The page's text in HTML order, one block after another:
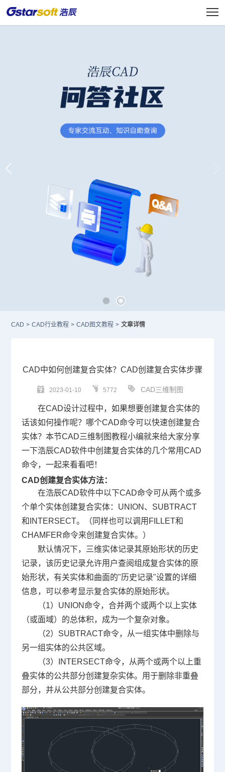
CAD > CAD行业教程 > CAD图文教程 > 文章详情
CAD中如何创建复合实体？CAD创建复合实体步骤
2023-01-10 5772 CAD三维制图
在CAD设计过程中，如果想要创建复合实体的
话该如何操作呢？哪个CAD命令可以快速创建复合
实体？本节CAD三维制图教程小编就来给大家分享
一下浩辰CAD软件中创建复合实体的几个常用CAD
命令，一起来看看吧！
CAD创建复合实体方法：
在浩辰CAD软件中以下CAD命令可从两个或多
个单个实体创建复合实体：UNION、SUBTRACT
和INTERSECT。（同样也可以调用FILLET和
CHAMFER命令来创建复合实体。）
默认情况下，三维实体记录其原始形状的历史
记录，该历史记录允许用户查阅组成复合实体的原
始形状，有关实体和曲面的"历史记录"设置的详细
信息，可以参考显示复合实体的原始形状。
（1）UNION命令，合并两个或两个以上实体
（或面域）的总体积，成为一个复杂对象。
（2）SUBTRACT命令，从一组实体中删除与
另一组实体的公共区域。
（3）INTERSECT命令，从两个或两个以上重
叠实体的公共部分创建复杂实体。用于删除非重叠
部分，并从公共部分创建复合实体。